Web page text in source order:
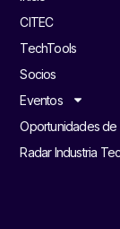
CITEC
TechTools
Socios
Eventos
Oportunidades
Radar Industria